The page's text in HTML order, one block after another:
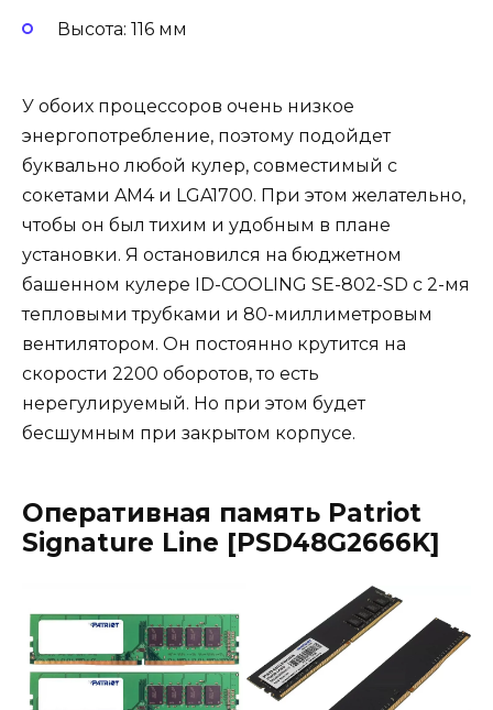
Высота: 116 мм
У обоих процессоров очень низкое
энергопотребление, поэтому подойдет
буквально любой кулер, совместимый с
сокетами AM4 и LGA1700. При этом желательно,
чтобы он был тихим и удобным в плане
установки. Я остановился на бюджетном
башенном кулере ID-COOLING SE-802-SD с 2-мя
тепловыми трубками и 80-миллиметровым
вентилятором. Он постоянно крутится на
скорости 2200 оборотов, то есть
нерегулируемый. Но при этом будет
бесшумным при закрытом корпусе.
Оперативная память Patriot
Signature Line [PSD48G2666K]